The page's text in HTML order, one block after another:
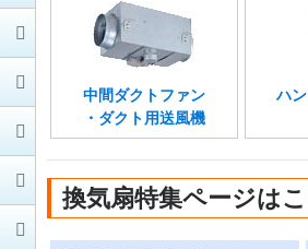
中間ダクトファン
・ダクト用送風機
ハ
換気扇特集ページはこ